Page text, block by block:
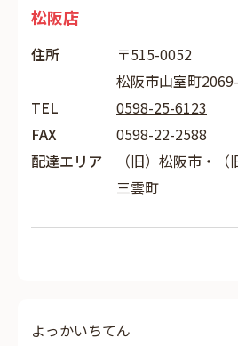
松阪店
住所
〒515-0052
松阪市山室町
TEL
0598-25-6123
FAX
0598-22-2588
配達エリア
（旧）松阪市・（
三雲町
よっかいちてん